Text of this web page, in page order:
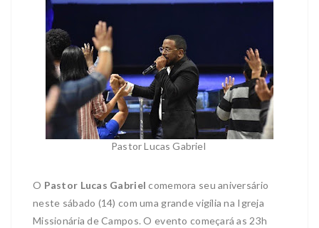
Pastor Lucas Gabriel
O Pastor Lucas Gabriel comemora seu aniversário
neste sábado (14) com uma grande vigília na Igreja
Missionária de Campos. O evento começará as 23h